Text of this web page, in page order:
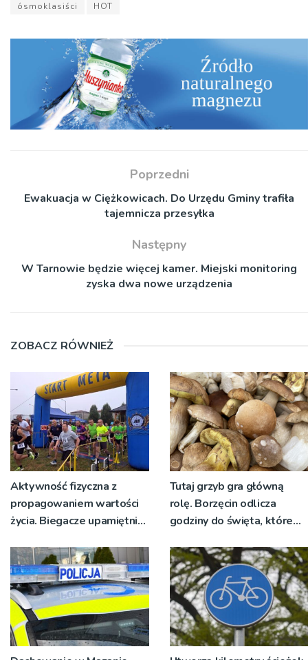
ósmoklasiści
HOT
Poprzedni
Ewakuacja w Ciężkowicach. Do Urzędu Gminy trafiła
tajemnicza przesyłka
Następny
W Tarnowie będzie więcej kamer. Miejski monitoring
zyska dwa nowe urządzenia
ZOBACZ RÓWNIEŻ
Aktywność fizyczna z
propagowaniem wartości
życia. Biegacze upamiętnili
Tutaj grzyb gra główną
rolę. Borzęcin odlicza
godziny do święta, które
pokoleń